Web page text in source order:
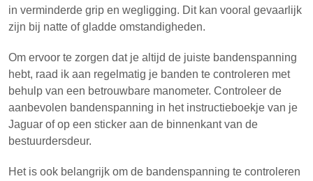
in verminderde grip en wegligging. Dit kan vooral gevaarlijk
zijn bij natte of gladde omstandigheden.
Om ervoor te zorgen dat je altijd de juiste bandenspanning
hebt, raad ik aan regelmatig je banden te controleren met
behulp van een betrouwbare manometer. Controleer de
aanbevolen bandenspanning in het instructieboekje van je
Jaguar of op een sticker aan de binnenkant van de
bestuurdersdeur.
Het is ook belangrijk om de bandenspanning te controleren